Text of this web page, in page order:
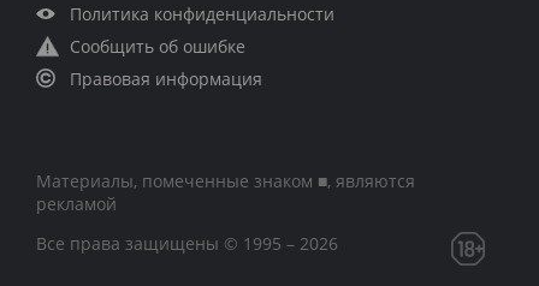
Политика конфиденциальности
Сообщить об ошибке
Правовая информация
Материалы, помеченные знаком ■, являются
рекламой
Все права защищены © 1995 – 2026